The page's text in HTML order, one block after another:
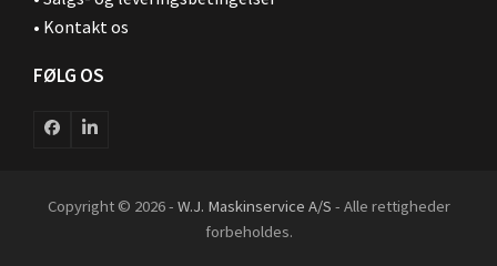
• Kontakt os
FØLG OS
FacebookLinkedIn
Copyright © 2026 - W.J. Maskinservice A/S - Alle rettigheder
forbeholdes.